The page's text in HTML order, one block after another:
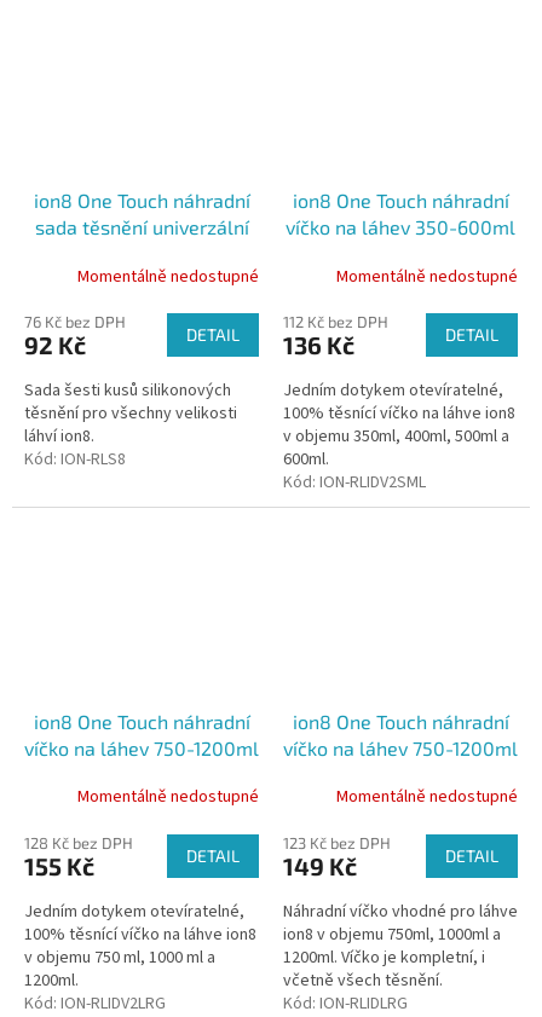
ion8 One Touch náhradní
sada těsnění univerzální
Momentálně nedostupné
76 Kč bez DPH
92 Kč DETAIL
Sada šesti kusů silikonových
těsnění pro všechny velikosti
láhví ion8.
Kód: ION-RLS8
ion8 One Touch náhradní
víčko na láhev 350-600ml
Momentálně nedostupné
112 Kč bez DPH
136 Kč DETAIL
Jedním dotykem otevíratelné,
100% těsnící víčko na láhve ion8
v objemu 350ml, 400ml, 500ml a
600ml.
Kód: ION-RLIDV2SML
ion8 One Touch náhradní
víčko na láhev 750-1200ml
Momentálně nedostupné
128 Kč bez DPH
155 Kč DETAIL
Jedním dotykem otevíratelné,
100% těsnící víčko na láhve ion8
v objemu 750 ml, 1000 ml a
1200ml.
Kód: ION-RLIDV2LRG
ion8 One Touch náhradní
víčko na láhev 750-1200ml
Momentálně nedostupné
123 Kč bez DPH
149 Kč DETAIL
Náhradní víčko vhodné pro láhve
ion8 v objemu 750ml, 1000ml a
1200ml. Víčko je kompletní, i
včetně všech těsnění.
Kód: ION-RLIDLRG